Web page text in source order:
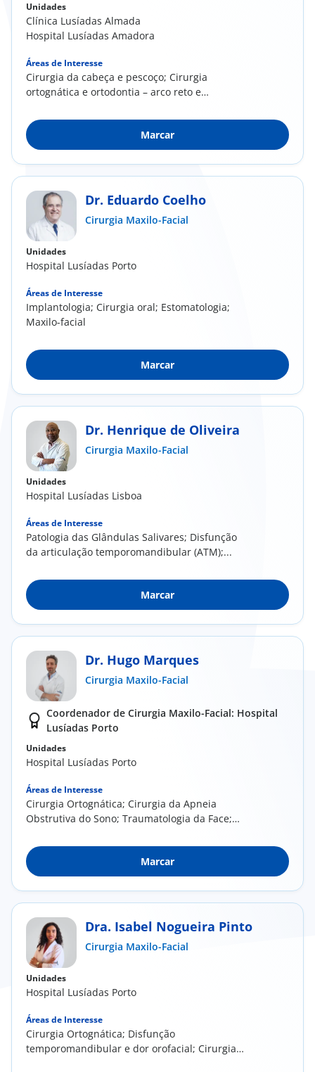
Unidades
Clínica Lusíadas Almada
Hospital Lusíadas Amadora
Áreas de Interesse
Cirurgia da cabeça e pescoço; Cirurgia
ortognática e ortodontia – arco reto e
Marcar
Dr. Eduardo Coelho
Cirurgia Maxilo-Facial
Unidades
Hospital Lusíadas Porto
Áreas de Interesse
Implantologia; Cirurgia oral; Estomatologia;
Maxilo-facial
Marcar
Dr. Henrique de Oliveira
Cirurgia Maxilo-Facial
Unidades
Hospital Lusíadas Lisboa
Áreas de Interesse
Patologia das Glândulas Salivares; Disfunção
da articulação temporomandibular (ATM);...
Marcar
Dr. Hugo Marques
Cirurgia Maxilo-Facial
Coordenador de Cirurgia Maxilo-Facial: Hospital
Lusíadas Porto
Unidades
Hospital Lusíadas Porto
Áreas de Interesse
Cirurgia Ortognática; Cirurgia da Apneia
Obstrutiva do Sono; Traumatologia da Face;
Marcar
Dra. Isabel Nogueira Pinto
Cirurgia Maxilo-Facial
Unidades
Hospital Lusíadas Porto
Áreas de Interesse
Cirurgia Ortognática; Disfunção
temporomandibular e dor orofacial; Cirurgia